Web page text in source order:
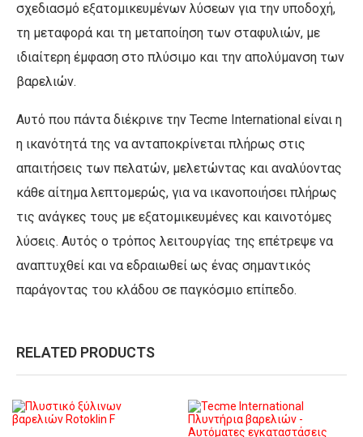
σχεδιασμό εξατομικευμένων λύσεων για την υποδοχή,
τη μεταφορά και τη μεταποίηση των σταφυλιών, με
ιδιαίτερη έμφαση στο πλύσιμο και την απολύμανση των
βαρελιών.
Αυτό που πάντα διέκρινε την Tecme International είναι η
η ικανότητά της να ανταποκρίνεται πλήρως στις
απαιτήσεις των πελατών, μελετώντας και αναλύοντας
κάθε αίτημα λεπτομερώς, για να ικανοποιήσει πλήρως
τις ανάγκες τους με εξατομικευμένες και καινοτόμες
λύσεις. Αυτός ο τρόπος λειτουργίας της επέτρεψε να
αναπτυχθεί και να εδραιωθεί ως ένας σημαντικός
παράγοντας του κλάδου σε παγκόσμιο επίπεδο.
RELATED PRODUCTS